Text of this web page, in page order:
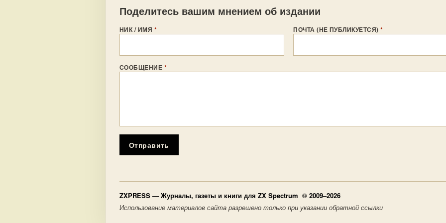
Поделитесь вашим мнением об издании
НИК / ИМЯ * ПОЧТА (НЕ ПУБЛИКУЕТСЯ)*
СООБЩЕНИЕ *
Отправить
ZXPRESS — Журналы, газеты и книги для ZX Spectrum © 2009–2026
Использование материалов сайта разрешено только при указании обратной ссылки